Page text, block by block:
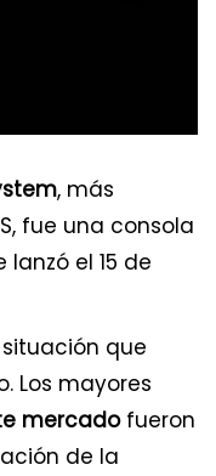
, más
fue una consola
el 15 de
que
Los mayores
mercadofueron
de la